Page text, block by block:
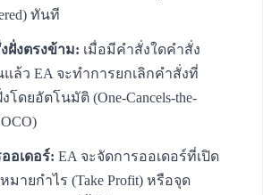
ทันที
ฝั่งตรงข้าม: เมื่อมีคำสั่งใดคำสั่ง
ล้ว EA จะทำการยกเลิกคำสั่งที่
โดยอัตโนมัติ (One-Cancels-the-
อเดอร์: EA จะจัดการออเดอร์ที่เปิด
มายกำไร (Take Profit) หรือจุด